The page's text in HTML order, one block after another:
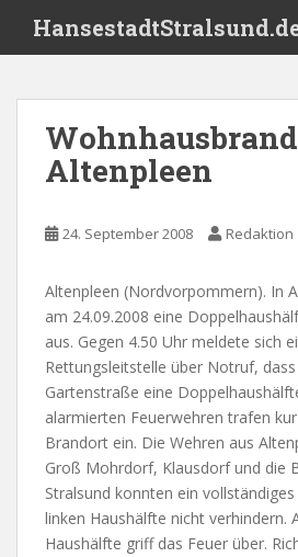
i
Altenpleen
24. September 2008 Redaktion
Altenpleen (Nordvorpommern). In
am 24.09.2008 eine
aus. Gegen 4.50 Uhr meldete sich
Rettungsleitstelle über Notruf,
Gartenstraße eine
alarmierten Feuerwehren trafen
Brandort ein. Die Wehren aus
Groß Mohrdorf, Klausdorf und die
Stralsund konnten ein
linken Haushälfte nicht verhindern.
Haushälfte griff das Feuer über.